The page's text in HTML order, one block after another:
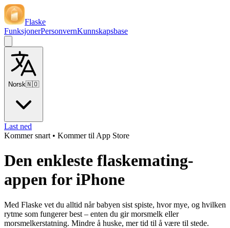
Flaske
FunksjonerPersonvernKunnskapsbase
Norsk🇳🇴
Last ned
Kommer snart • Kommer til App Store
Den enkleste flaskemating-
appen for iPhone
Med Flaske vet du alltid når babyen sist spiste, hvor mye, og hvilken
rytme som fungerer best – enten du gir morsmelk eller
morsmelkerstatning. Mindre å huske, mer tid til å være til stede.